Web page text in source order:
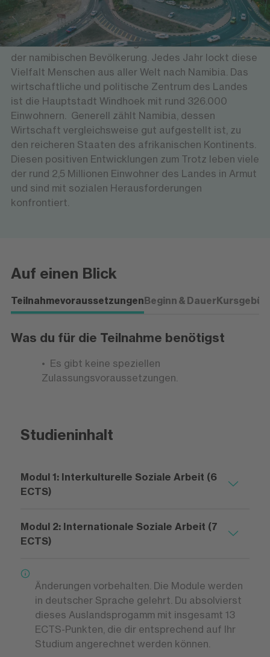
spektakuläre Naturwunder wie beeindruckende
Wüstenlandschaften mit einer faszinierenden
Tierwelt. Hinzu kommt die große Gastfreundschaft
der namibischen Bevölkerung. Jedes Jahr lockt diese
Vielfalt Menschen aus aller Welt nach Namibia. Das
wirtschaftliche und politische Zentrum des Landes
ist die Hauptstadt Windhoek mit rund 326.000
Einwohnern. Generell zählt Namibia, dessen
Wirtschaft vergleichsweise gut aufgestellt ist, zu
den reicheren Staaten des afrikanischen Kontinents.
Diesen positiven Entwicklungen zum Trotz leben viele
der rund 2,5 Millionen Einwohner des Landes in Armut
und sind mit sozialen Herausforderungen
konfrontiert.
Auf einen Blick
TeilnahmevoraussetzungenBeginn & Dauer
Was du für die Teilnahme benötigst
Es gibt keine speziellen
Zulassungsvoraussetzungen.
Studieninhalt
Modul 1: Interkulturelle Soziale Arbeit (6
ECTS)
Modul 2: Internationale Soziale Arbeit (7
ECTS)
Änderungen vorbehalten. Die Module werden
in deutscher Sprache gelehrt. Du absolvierst
dieses Auslandsprogamm mit insgesamt 13
ECTS-Punkten, die dir entsprechend auf Ihr
Studium angerechnet werden können.